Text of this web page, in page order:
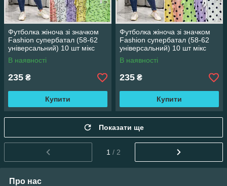
Футболка жіноча зі значком
Fashion супербатал (58-62
універсальний) 10 шт мікс
колір Перо
В наявності
235 ₴
Купити
Футболка жіноча зі значком
Fashion супербатал (58-62
універсальний) 10 шт мікс
колір Горох
В наявності
235 ₴
Купити
Показати ще
1 / 2
Про нас